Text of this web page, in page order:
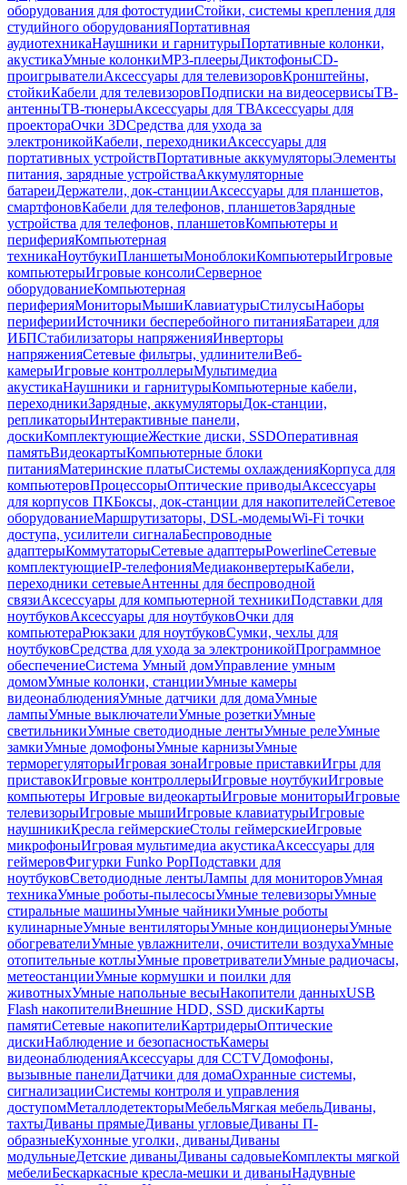
оборудования для фотостудииСтойки, системы крепления для
студийного оборудованияПортативная
аудиотехникаНаушники и гарнитурыПортативные колонки,
акустикаУмные колонкиMP3-плеерыДиктофоныCD-
проигрывателиАксессуары для телевизоровКронштейны,
стойкиКабели для телевизоровПодписки на видеосервисыТВ-
антенныТВ-тюнерыАксессуары для ТВАксессуары для
проектораОчки 3DСредства для ухода за
электроникойКабели, переходникиАксессуары для
портативных устройствПортативные аккумуляторыЭлементы
питания, зарядные устройстваАккумуляторные
батареиДержатели, док-станцииАксессуары для планшетов,
смартфоновКабели для телефонов, планшетовЗарядные
устройства для телефонов, планшетовКомпьютеры и
периферияКомпьютерная
техникаНоутбукиПланшетыМоноблокиКомпьютерыИгровые
компьютерыИгровые консолиСерверное
оборудованиеКомпьютерная
периферияМониторыМышиКлавиатурыСтилусыНаборы
периферииИсточники бесперебойного питанияБатареи для
ИБПСтабилизаторы напряженияИнверторы
напряженияСетевые фильтры, удлинителиВеб-
камерыИгровые контроллерыМультимедиа
акустикаНаушники и гарнитурыКомпьютерные кабели,
переходникиЗарядные, аккумуляторыДок-станции,
репликаторыИнтерактивные панели,
доскиКомплектующиеЖесткие диски, SSDОперативная
памятьВидеокартыКомпьютерные блоки
питанияМатеринские платыСистемы охлажденияКорпуса для
компьютеровПроцессорыОптические приводыАксессуары
для корпусов ПКБоксы, док-станции для накопителейСетевое
оборудованиеМаршрутизаторы, DSL-модемыWi-Fi точки
доступа, усилители сигналаБеспроводные
адаптерыКоммутаторыСетевые адаптерыPowerlineСетевые
комплектующиеIP-телефонияМедиаконвертерыКабели,
переходники сетевыеАнтенны для беспроводной
связиАксессуары для компьютерной техникиПодставки для
ноутбуковАксессуары для ноутбуковОчки для
компьютераРюкзаки для ноутбуковСумки, чехлы для
ноутбуковСредства для ухода за электроникойПрограммное
обеспечениеСистема Умный домУправление умным
домомУмные колонки, станцииУмные камеры
видеонаблюденияУмные датчики для домаУмные
лампыУмные выключателиУмные розеткиУмные
светильникиУмные светодиодные лентыУмные релеУмные
замкиУмные домофоныУмные карнизыУмные
терморегуляторыИгровая зонаИгровые приставкиИгры для
приставокИгровые контроллерыИгровые ноутбукиИгровые
компьютеры Игровые видеокартыИгровые мониторыИгровые
телевизорыИгровые мышиИгровые клавиатурыИгровые
наушникиКресла геймерскиеСтолы геймерскиеИгровые
микрофоныИгровая мультимедиа акустикаАксессуары для
геймеровФигурки Funko PopПодставки для
ноутбуковСветодиодные лентыЛампы для мониторовУмная
техникаУмные роботы-пылесосыУмные телевизорыУмные
стиральные машиныУмные чайникиУмные роботы
кулинарныеУмные вентиляторыУмные кондиционерыУмные
обогревателиУмные увлажнители, очистители воздухаУмные
отопительные котлыУмные проветривателиУмные радиочасы,
метеостанцииУмные кормушки и поилки для
животныхУмные напольные весыНакопители данныхUSB
Flash накопителиВнешние HDD, SSD дискиКарты
памятиСетевые накопителиКартридерыОптические
дискиНаблюдение и безопасностьКамеры
видеонаблюденияАксессуары для CCTVДомофоны,
вызывные панелиДатчики для домаОхранные системы,
сигнализацииСистемы контроля и управления
доступомМеталлодетекторыМебельМягкая мебельДиваны,
тахтыДиваны прямыеДиваны угловыеДиваны П-
образныеКухонные уголки, диваныДиваны
модульныеДетские диваныДиваны садовыеКомплекты мягкой
мебелиБескаркасные кресла-мешки и диваныНадувные